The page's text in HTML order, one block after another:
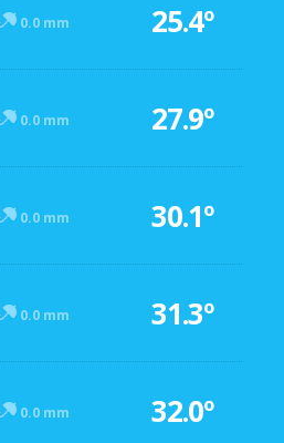
0.0 mm 25.4º
0.0 mm 27.9º
0.0 mm 30.1º
0.0 mm 31.3º
0.0 mm 32.0º